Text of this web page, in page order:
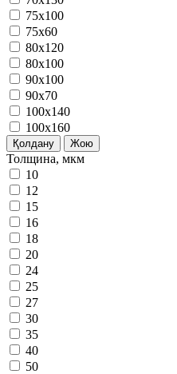
75x100
75x60
80x120
80х100
90x100
90x70
100x140
100x160
Қолдану Жою
Толщина, мкм
10
12
15
16
18
20
24
25
27
30
35
40
50